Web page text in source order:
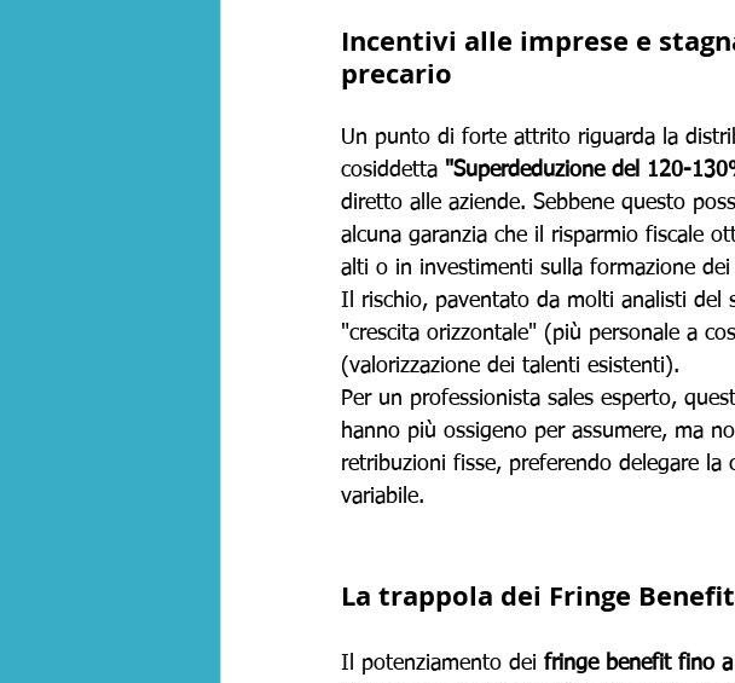
Incentivi alle imprese e
precario
Un punto di forte attrito riguarda la
cosiddetta "Superdeduzione del 120-
diretto alle aziende. Sebbene questo
alcuna garanzia che il risparmio fiscale
alti o in investimenti sulla formazione dei
Il rischio, paventato da molti analisti del
"crescita orizzontale" (più personale a
(valorizzazione dei talenti esistenti).
Per un professionista sales esperto,
hanno più ossigeno per assumere, ma
retribuzioni fisse, preferendo delegare
variabile.
La trappola dei Fringe
Il potenziamento dei fringe benefit fino